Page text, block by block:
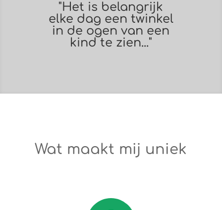
"Het is belangrijk
elke dag een twinkel
in de ogen van een
kind te zien..."
Wat maakt mij uniek